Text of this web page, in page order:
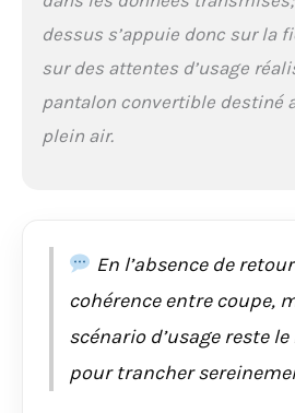
pratique
Contenu
Sports
Regular
dessus s’appuie donc sur la
sur des attentes d’usage
pantalon convertible destiné
plein air.
En l’absence de
cohérence entre coupe,
scénario d’usage reste
pour trancher